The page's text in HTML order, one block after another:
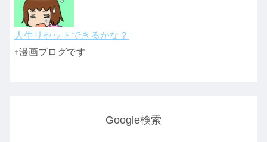
人生リセットできるかな？
↑漫画ブログです
Google検索